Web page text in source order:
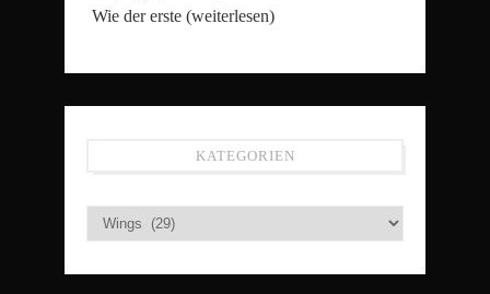
Wie der erste (weiterlesen)
KATEGORIEN